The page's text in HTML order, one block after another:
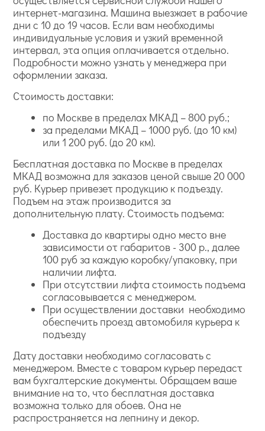
интернет-магазина. Машина выезжает в рабочие
дни с 10 до 19 часов. Если вам необходимы
индивидуальные условия и узкий временной
интервал, эта опция оплачивается отдельно.
Подробности можно узнать у менеджера при
оформлении заказа.
Стоимость доставки:
по Москве в пределах МКАД – 800 руб.;
за пределами МКАД – 1000 руб. (до 10 км)
или 1 200 руб. (до 20 км).
Бесплатная доставка по Москве в пределах
МКАД возможна для заказов ценой свыше 20 000
руб. Курьер привезет продукцию к подъезду.
Подъем на этаж производится за
дополнительную плату. Стоимость подъема:
Доставка до квартиры одно место вне
зависимости от габаритов - 300 р., далее
100 руб за каждую коробку/упаковку, при
наличии лифта.
При отсутствии лифта стоимость подъема
согласовывается с менеджером.
При осуществлении доставки необходимо
обеспечить проезд автомобиля курьера к
подъезду
Дату доставки необходимо согласовать с
менеджером. Вместе с товаром курьер передаст
вам бухгалтерские документы. Обращаем ваше
внимание на то, что бесплатная доставка
возможна только для обоев. Она не
распространяется на лепнину и декор.